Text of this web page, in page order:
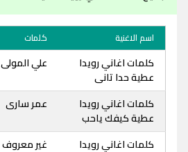
اسم الاغنية كلمات
كلمات اغاني رويدا
عطية حدا تانى
علي المولى
كلمات اغاني رويدا
عطية كيفك ياحب
عمر سارى
كلمات اغاني رويدا
غير معروف